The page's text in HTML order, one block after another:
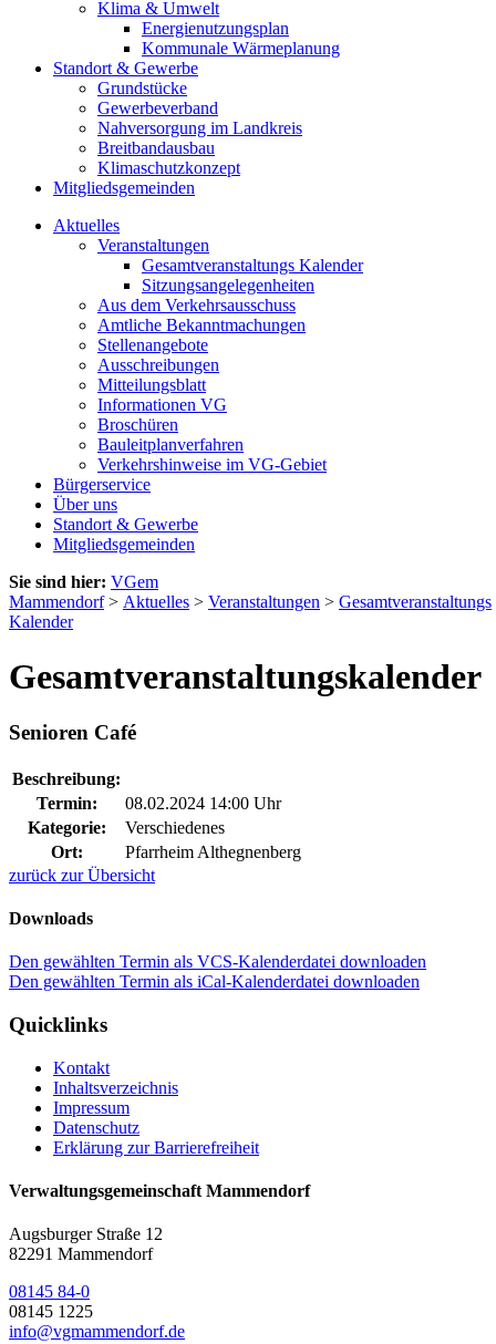
Klima & Umwelt
Energienutzungsplan
Kommunale Wärmeplanung
Standort & Gewerbe
Grundstücke
Gewerbeverband
Nahversorgung im Landkreis
Breitbandausbau
Klimaschutzkonzept
Mitgliedsgemeinden
Aktuelles
Veranstaltungen
Gesamtveranstaltungs Kalender
Sitzungsangelegenheiten
Aus dem Verkehrsausschuss
Amtliche Bekanntmachungen
Stellenangebote
Ausschreibungen
Mitteilungsblatt
Informationen VG
Broschüren
Bauleitplanverfahren
Verkehrshinweise im VG-Gebiet
Bürgerservice
Über uns
Standort & Gewerbe
Mitgliedsgemeinden
Sie sind hier: VGem
Mammendorf> Aktuelles > Veranstaltungen > Gesamtveranstaltungs
Kalender
Gesamtveranstaltungskalender
Senioren Café
Beschreibung:
Termin:
08.02.2024 14:00 Uhr
Kategorie:
Verschiedenes
Ort:
Pfarrheim Althegnenberg
zurück zur Übersicht
Downloads
Den gewählten Termin als VCS-Kalenderdatei downloaden
Den gewählten Termin als iCal-Kalenderdatei downloaden
Quicklinks
Kontakt
Inhaltsverzeichnis
Impressum
Datenschutz
Erklärung zur Barrierefreiheit
Verwaltungsgemeinschaft Mammendorf
Augsburger Straße 12
82291 Mammendorf
08145 84-0
08145 1225
info@vgmammendorf.de